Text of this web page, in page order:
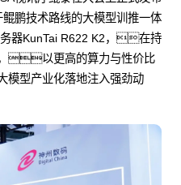
鹏技术路线的大模型训推一体
器KunTai R622 K2，在持
以更高的算力与性价比
型产业化落地注入强劲动